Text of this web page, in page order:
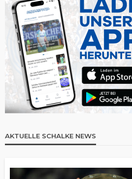
AKTUELLE SCHALKE NEWS